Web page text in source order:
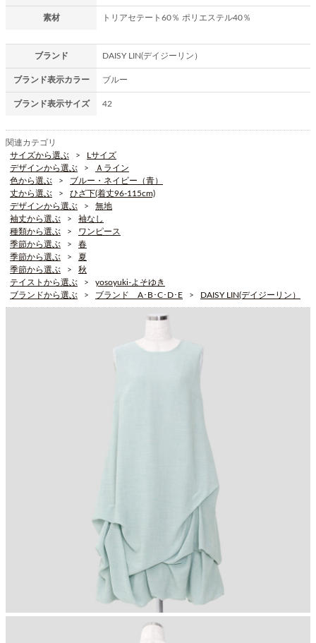
素材 トリアセテート60％ ポリエステル40％
ブランド DAISY LIN(デイジーリン）
ブランド表示カラー ブルー
ブランド表示サイズ 42
関連カテゴリ
サイズから選ぶ
Lサイズ
デザインから選ぶ
Ａライン
色から選ぶ
ブルー・ネイビー（青）
丈から選ぶ
ひざ下(着丈96-115cm)
デザインから選ぶ
無地
袖丈から選ぶ
袖なし
種類から選ぶ
ワンピース
季節から選ぶ
春
季節から選ぶ
夏
季節から選ぶ
秋
テイストから選ぶ
yosoyuki-よそゆき
ブランドから選ぶ
ブランド A･B･C･D･E DAISY LIN(デイジーリン）